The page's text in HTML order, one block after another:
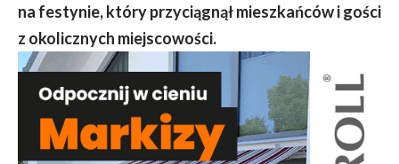
na festynie, który przyciągnął mieszkańców i gości
z okolicznych miejscowości.